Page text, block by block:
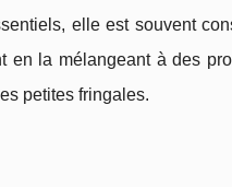
elle est souvent
en la mélangeant à des
petites fringales.